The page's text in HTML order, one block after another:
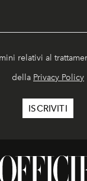
relativi al
della Privacy Policy